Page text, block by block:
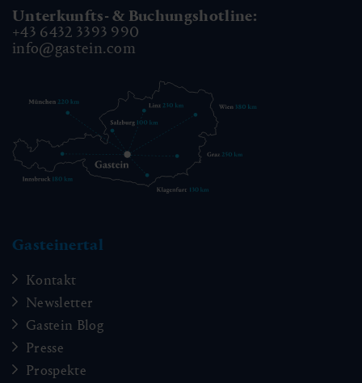
Unterkunfts- & Buchungshotline:
+43 6432 3393 990
info@gastein.com
Gasteinertal
Kontakt
Newsletter
Gastein Blog
Presse
Prospekte